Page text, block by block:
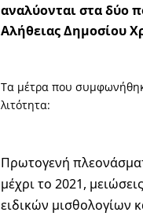
αναλύονται στα δύο
Αλήθειας Δημοσίου
Τα μέτρα που
λιτότητα:
Πρωτογενή
μέχρι το 2021,
ειδικών μισθολογίων